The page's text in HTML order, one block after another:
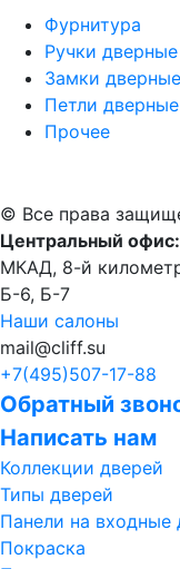
Фурнитура
Ручки
Замки
Петли дверные
Прочее
© Все права
Центральный офис:
МКАД, 8-й
Б-6, Б-7
Наши салоны
mail@cliff.su
+7(495)507-17-88
Обратный
Написать нам
Коллекции дверей
Типы дверей
Панели на входные
Покраска